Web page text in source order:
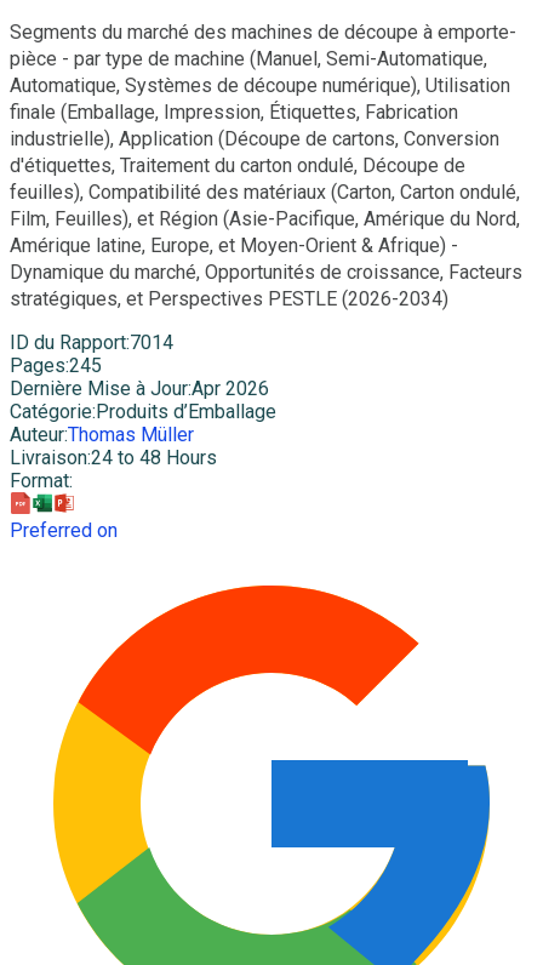
Segments du marché des machines de découpe à emporte-
pièce - par type de machine (Manuel, Semi-Automatique,
Automatique, Systèmes de découpe numérique), Utilisation
finale (Emballage, Impression, Étiquettes, Fabrication
industrielle), Application (Découpe de cartons, Conversion
d'étiquettes, Traitement du carton ondulé, Découpe de
feuilles), Compatibilité des matériaux (Carton, Carton ondulé,
Film, Feuilles), et Région (Asie-Pacifique, Amérique du Nord,
Amérique latine, Europe, et Moyen-Orient & Afrique) -
Dynamique du marché, Opportunités de croissance, Facteurs
stratégiques, et Perspectives PESTLE (2026-2034)
ID du Rapport:7014
Pages:245
Dernière Mise à Jour:Apr 2026
Catégorie: Produits d’Emballage
Auteur:Thomas Müller
Livraison:24 to 48 Hours
Format:
Preferred on